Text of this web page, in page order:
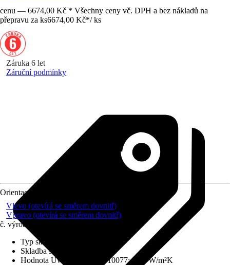
cenu — 6674,00 Kč * Všechny ceny vč. DPH a bez nákladů na
přepravu za ks6674,00 Kč*/ ks
Záruka 6 let
Záruční podmínky
Orientace
Vlevo (otevírá se směrem dovnitř)
Vpravo (otevírá se směrem dovnitř)
č. výrobku
Typ skla
Skladba skla
Trojitě zasklené
Hodnota Uw dle DIN EN 10077:0,98 W/m²K